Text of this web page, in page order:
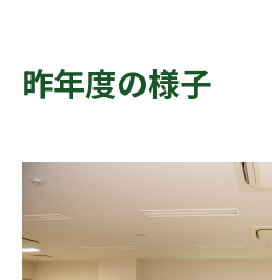
昨年度の様子